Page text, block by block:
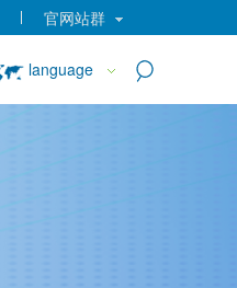
官网站群
language